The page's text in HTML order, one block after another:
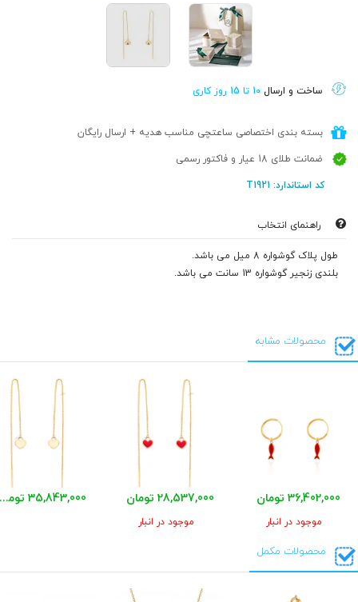
ساخت و ارسال 10 تا 15 روز کاری
بسته بندی اختصاصی ساعتچی مناسب هدیه + ارسال رایگان
ضمانت طلای 18 عیار و فاکتور رسمی
کد استاندارد: T1921
راهنمای انتخاب
طول پلاک گوشواره 8 میل می باشد.
بلندی زنجیر گوشواره 13 سانت می باشد.
محصولات مشابه
36,402,000 تومان
موجود در انبار
28,537,000 تومان
موجود در انبار
35,843,000 تومان
محصولات مکمل